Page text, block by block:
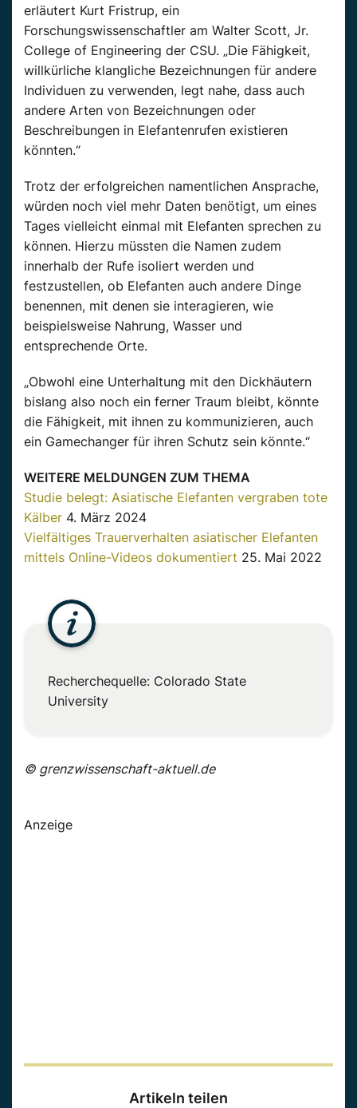
erläutert Kurt Fristrup, ein
Forschungswissenschaftler am Walter Scott, Jr.
College of Engineering der CSU. „Die Fähigkeit,
willkürliche klangliche Bezeichnungen für andere
Individuen zu verwenden, legt nahe, dass auch
andere Arten von Bezeichnungen oder
Beschreibungen in Elefantenrufen existieren
könnten.“
Trotz der erfolgreichen namentlichen Ansprache,
würden noch viel mehr Daten benötigt, um eines
Tages vielleicht einmal mit Elefanten sprechen zu
können. Hierzu müssten die Namen zudem
innerhalb der Rufe isoliert werden und
festzustellen, ob Elefanten auch andere Dinge
benennen, mit denen sie interagieren, wie
beispielsweise Nahrung, Wasser und
entsprechende Orte.
„Obwohl eine Unterhaltung mit den Dickhäutern
bislang also noch ein ferner Traum bleibt, könnte
die Fähigkeit, mit ihnen zu kommunizieren, auch
ein Gamechanger für ihren Schutz sein könnte.“
WEITERE MELDUNGEN ZUM THEMA
Studie belegt: Asiatische Elefanten vergraben tote
Kälber 4. März 2024
Vielfältiges Trauerverhalten asiatischer Elefanten
mittels Online-Videos dokumentiert 25. Mai 2022
Recherchequelle: Colorado State
University
© grenzwissenschaft-aktuell.de
Anzeige
Artikeln teilen